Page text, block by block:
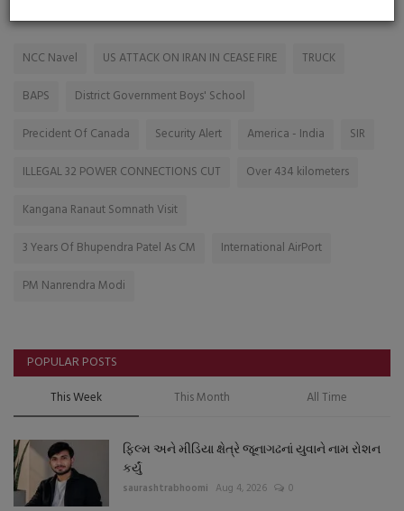
NCC Navel US ATTACK ON IRAN IN CEASE FIRE
TRUCK
BAPS
District Government Boys' School
Precident Of Canada
Security Alert America - India
SIR
ILLEGAL 32 POWER CONNECTIONS CUT
Over 434 kilometers
Kangana Ranaut Somnath Visit
3 Years Of Bhupendra Patel As CM
International AirPort
PM Nanrendra Modi
POPULAR POSTS
This Week This Month All Time
ફિલ્મ અને મીડિયા ક્ષેત્રે જૂનાગઢનાં યુવાને નામ રોશન
કર્યું
saurashtrabhoomi Aug 4, 2026 0